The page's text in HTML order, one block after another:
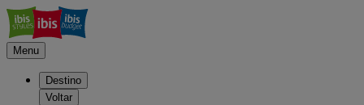
Menu
Destino
Voltar